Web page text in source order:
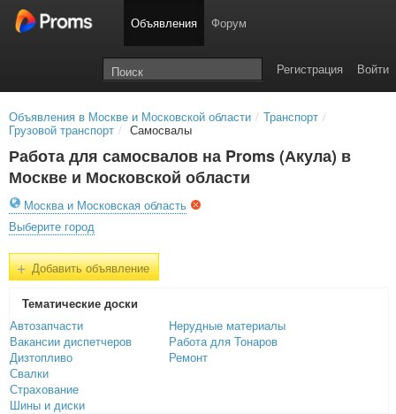
Объявления Форум
Войти
Регистрация
Объявления в Москве и Московской области / Транспорт /
Грузовой транспорт / Самосвалы
Работа для самосвалов на Proms (Акула) в
Москве и Московской области
Москва и Московская область
Выберите город
+Добавить объявление
Тематичеcкие доски
Автозапчасти
Вакансии диспетчеров
Дизтопливо
Нерудные материалы
Работа для Тонаров
Ремонт
Свалки
Страхование
Шины и диски